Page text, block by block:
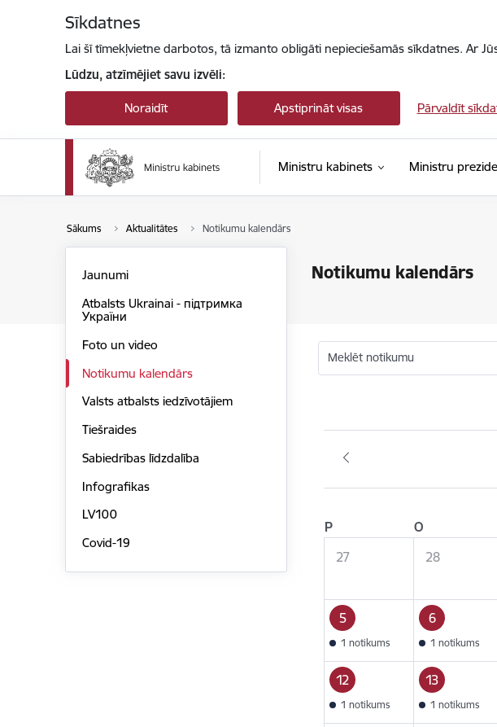
Sīkdatnes
Lai šī tīmekļvietne darbotos, tā izmanto obligāti nepieciešamās sīkdatnes. Ar
Lūdzu, atzīmējiet savu izvēli:
Noraidīt Apstiprināt visas Pārvaldīt
Ministru kabinets Ministru
Sākums Aktualitātes Notikumu kalendārs
Notikumu kalendārs
Jaunumi
Atbalsts Ukrainai - підтримка
України
Foto un video
Notikumu kalendārs
Valsts atbalsts iedzīvotājiem
Tiešraides
Sabiedrības līdzdalība
Infografikas
LV100
Covid-19
Meklēt notikumu
P O
27
28
5
1 notikums
6
1 notikums
12
1 notikums
13
1 notikums